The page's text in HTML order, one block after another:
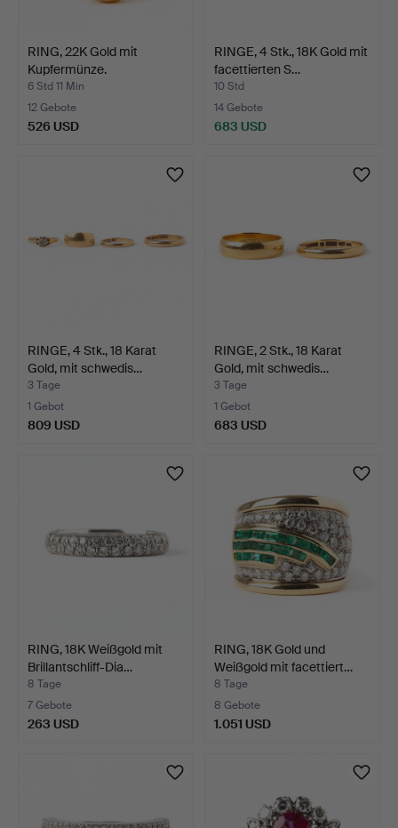
RING, 22K Gold mit
Kupfermünze.
6 Std 11 Min
12 Gebote
526 USD
RINGE, 4 Stk., 18K Gold mit
facettierten S…
10 Std
14 Gebote
683 USD
RINGE, 4 Stk., 18 Karat
Gold, mit schwedis…
3 Tage
1 Gebot
809 USD
RINGE, 2 Stk., 18 Karat
Gold, mit schwedis…
3 Tage
1 Gebot
683 USD
RING, 18K Weißgold mit
Brillantschliff-Dia…
8 Tage
7 Gebote
263 USD
RING, 18K Gold und
Weißgold mit facettiert…
8 Tage
8 Gebote
1.051 USD